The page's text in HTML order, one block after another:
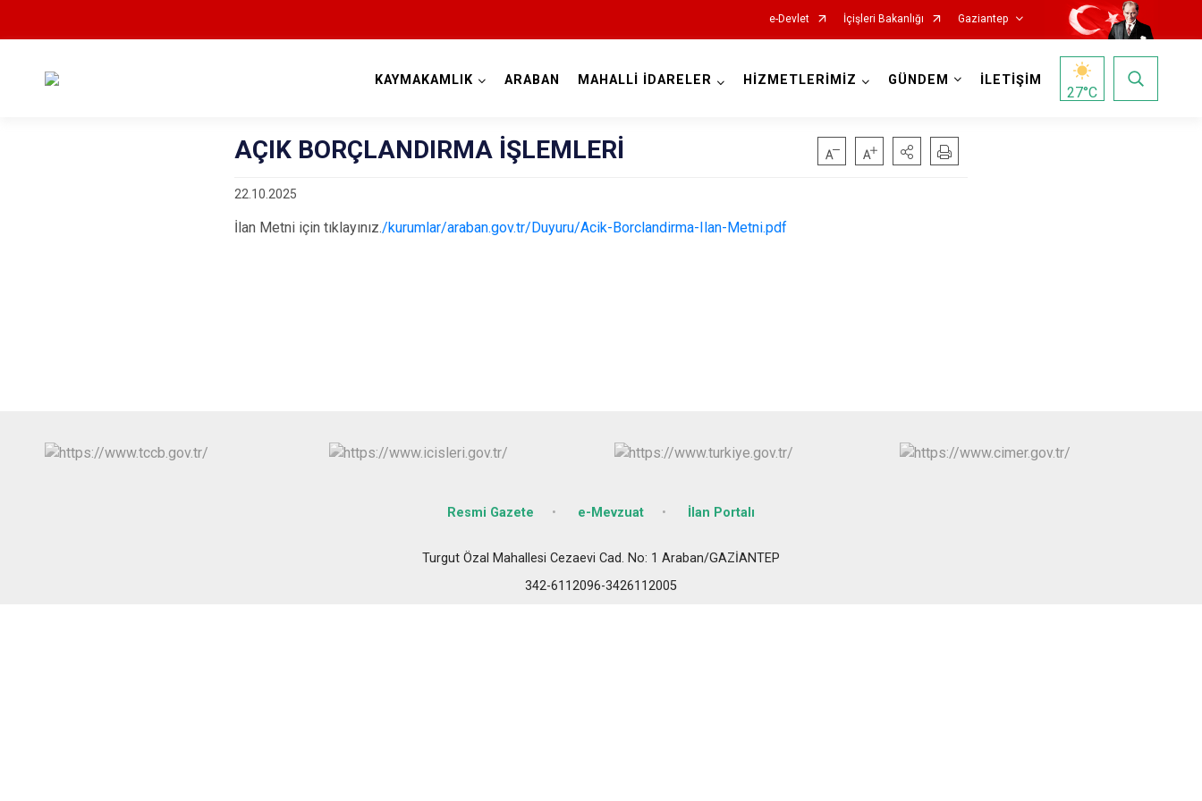
e-Devlet İçişleri Bakanlığı Gaziantep
Şehitkamil
KAYMAKAMLIK ARABAN MAHALLİ İDARELER HİZMETLERİMİZ GÜNDEM İLETİŞİM
27°C
AÇIK BORÇLANDIRMA İŞLEMLERİ
22.10.2025
İlan Metni için tıklayınız./kurumlar/araban.gov.tr/Duyuru/Acik-Borclandirma-Ilan-Metni.pdf
Resmi Gazete e-Mevzuat İlan Portalı
Turgut Özal Mahallesi Cezaevi Cad. No: 1 Araban/GAZİANTEP
342-6112096-3426112005